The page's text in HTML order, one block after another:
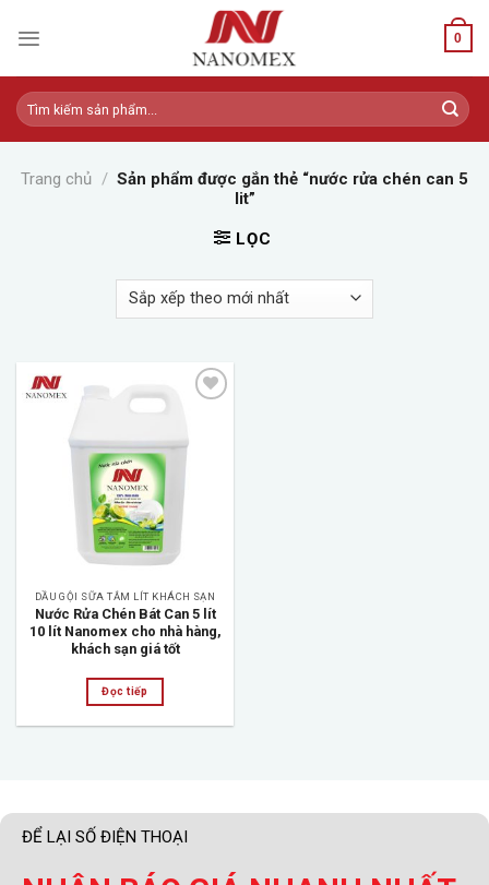
0
Tìm
kiếm:
Trang chủ / Sản phẩm được gắn thẻ “nước rửa chén can 5
lit”
LỌC
Add to
DẦU GỘI SỮA TẮM LÍT KHÁCH SẠN
Nước Rửa Chén Bát Can 5 lít
10 lít Nanomex cho nhà hàng,
khách sạn giá tốt
Đọc tiếp
ĐỂ LẠI SỐ ĐIỆN THOẠI